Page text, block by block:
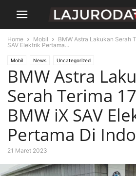
Home Mobil
BMW Astra Lakukan Serah
SAV Elektrik Pertama...
Mobil News Uncategorized
BMW Astra
Serah Terima
BMW iX SAV
Pertama Di
21 Maret 2023